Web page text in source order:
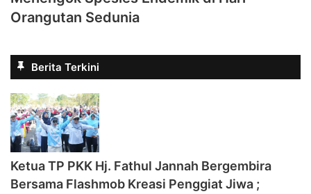
Orangutan Sedunia
Berita Terkini
‎Ketua TP PKK Hj. Fathul Jannah Bergembira
Bersama Flashmob Kreasi Penggiat Jiwa ;